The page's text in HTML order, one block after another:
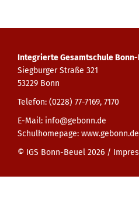
Integrierte Gesamtschule
Siegburger Straße 321
53229 Bonn
Telefon: (0228) 77-7169, 7170
E-Mail: info@gebonn.de
Schulhomepage: www.gebonn.de
© IGS Bonn-Beuel 2026 /